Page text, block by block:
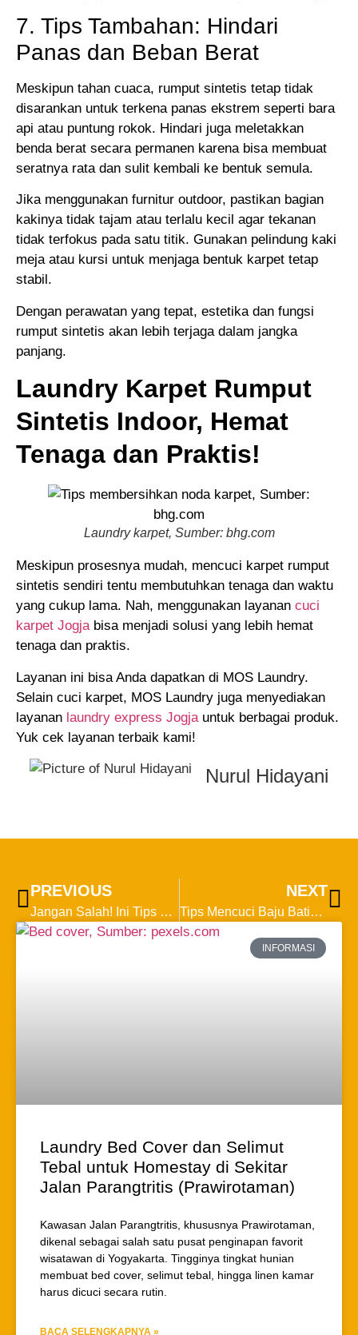
7. Tips Tambahan: Hindari
Panas dan Beban Berat
Meskipun tahan cuaca, rumput sintetis tetap tidak
disarankan untuk terkena panas ekstrem seperti bara
api atau puntung rokok. Hindari juga meletakkan
benda berat secara permanen karena bisa membuat
seratnya rata dan sulit kembali ke bentuk semula.
Jika menggunakan furnitur outdoor, pastikan bagian
kakinya tidak tajam atau terlalu kecil agar tekanan
tidak terfokus pada satu titik. Gunakan pelindung kaki
meja atau kursi untuk menjaga bentuk karpet tetap
stabil.
Dengan perawatan yang tepat, estetika dan fungsi
rumput sintetis akan lebih terjaga dalam jangka
panjang.
Laundry Karpet Rumput
Sintetis Indoor, Hemat
Tenaga dan Praktis!
Laundry karpet, Sumber: bhg.com
Meskipun prosesnya mudah, mencuci karpet rumput
sintetis sendiri tentu membutuhkan tenaga dan waktu
yang cukup lama. Nah, menggunakan layanan cuci
karpet Jogjabisa menjadi solusi yang lebih hemat
tenaga dan praktis.
Layanan ini bisa Anda dapatkan di MOS Laundry.
Selain cuci karpet, MOS Laundry juga menyediakan
layanan laundry express Jogja untuk berbagai produk.
Yuk cek layanan terbaik kami!
Nurul Hidayani
PREVIOUS
Jangan Salah! Ini Tips Mencuci Bouncer Bayi yang Tepat
NEXT
Tips Mencuci Baju Batik Baru agar Tidak Mudah Luntur, Gampang!
INFORMASI
Laundry Bed Cover dan Selimut
Tebal untuk Homestay di Sekitar
Jalan Parangtritis (Prawirotaman)
Kawasan Jalan Parangtritis, khususnya Prawirotaman,
dikenal sebagai salah satu pusat penginapan favorit
wisatawan di Yogyakarta. Tingginya tingkat hunian
membuat bed cover, selimut tebal, hingga linen kamar
harus dicuci secara rutin.
BACA SELENGKAPNYA »